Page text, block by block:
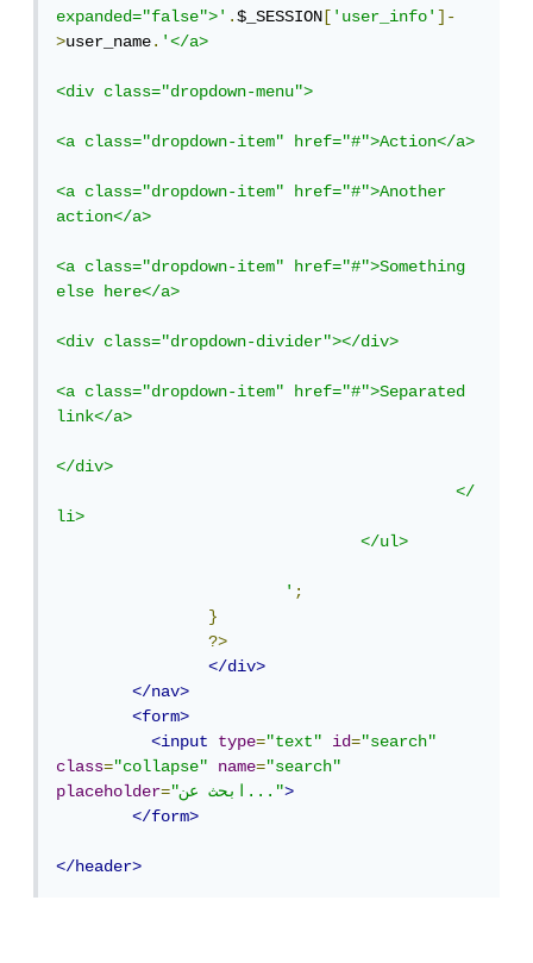
expanded="false">'.$_SESSION ['user_info']-
>user_name.'</a>
<div class="dropdown-menu">
<a class="dropdown-item" href="#">Action</a>
<a class="dropdown-item" href="#">Another
action</a>
<a class="dropdown-item" href="#">Something
else here</a>
<div class="dropdown-divider"></div>
<a class="dropdown-item" href="#">Separated
link</a>
</div>
li>
				</ul>
			'
;
}
?>
</div>
</nav>
<form>
<input
type="text" id="search"
class="collapse" name="search"
placeholder= "ابحث عن...">
</form>
</header>